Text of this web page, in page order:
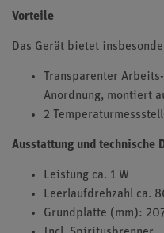
Vorteile
Das Gerät bietet
Transparenter
Anordnung, montiert
2
Ausstattung und technische
Leistung ca. 1 W
Leerlaufdrehzahl ca.
Grundplatte (mm):